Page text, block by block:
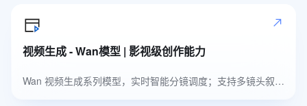
视频生成 - Wan模型 | 影视级创作能力
Wan 视频生成系列模型，实时智能分镜调度；支持多镜头叙事，自然高品质音色